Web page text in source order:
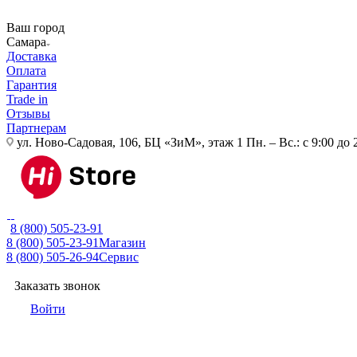
Ваш город
Самара
Доставка
Оплата
Гарантия
Trade in
Отзывы
Партнерам
ул. Ново-Садовая, 106, БЦ «ЗиМ», этаж 1 Пн. – Вс.: с 9:00 до
8 (800) 505-23-91
8 (800) 505-23-91Магазин
8 (800) 505-26-94Сервис
Заказать звонок
Войти